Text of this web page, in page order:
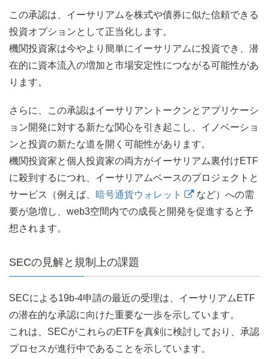
この承認は、イーサリアムを株式や債券に似た信頼できる
投資オプションとして正当化します。
機関投資家は今やより簡単にイーサリアムに投資でき、潜
在的に資本流入の増加と市場安定性につながる可能性があ
ります。
さらに、この承認はイーサリアントークンとアプリケーシ
ョン開発に対する新たな関心を引き起こし、イノベーショ
ンと投資の新たな道を開く可能性があります。
機関投資家と個人投資家の両方がイーサリアム裏付けETF
に殺到するにつれ、イーサリアムベースのプロジェクトと
サービス（例えば、 暗号通貨ウォレット
など）への需
要が急増し、web3空間内での成長と開発を促進すると予
想されます。
SECの見解と規制上の課題
SECによる19b-4申請の最近の受理は、イーサリアムETF
の潜在的な承認に向けた重要な一歩を示しています。
これは、SECがこれらのETFを真剣に検討しており、承認
プロセスが進行中であることを示しています。